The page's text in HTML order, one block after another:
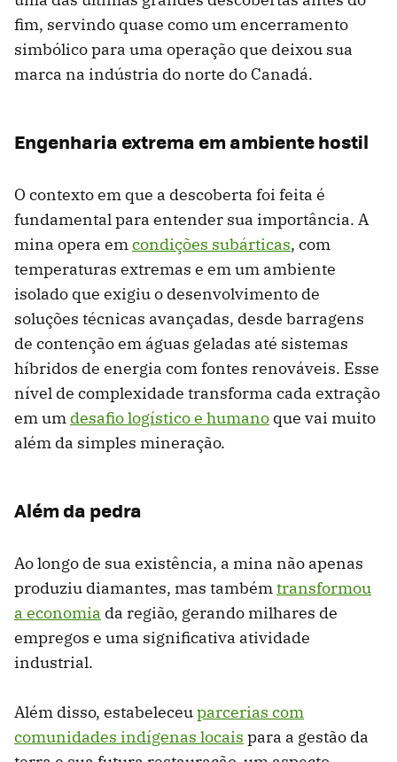
fim, servindo quase como um encerramento
simbólico para uma operação que deixou sua
marca na indústria do norte do Canadá.
Engenharia extrema em ambiente hostil
O contexto em que a descoberta foi feita é
fundamental para entender sua importância. A
mina opera emcondições subárticas, com
temperaturas extremas e em um ambiente
isolado que exigiu o desenvolvimento de
soluções técnicas avançadas, desde barragens
de contenção em águas geladas até sistemas
híbridos de energia com fontes renováveis. Esse
nível de complexidade transforma cada extração
em um desafio logístico e humano que vai muito
além da simples mineração.
Além da pedra
Ao longo de sua existência, a mina não apenas
produziu diamantes, mas tambémtransformou
a economia da região, gerando milhares de
empregos e uma significativa atividade
industrial.
Além disso, estabeleceuparcerias com
comunidades indígenas locais para a gestão da